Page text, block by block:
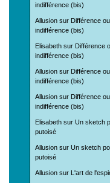
indifférence (bis)
Allusion sur Différence ou
indifférence (bis)
Elisabeth sur Différence
indifférence (bis)
Allusion sur Différence ou
indifférence (bis)
Allusion sur Différence ou
indifférence (bis)
Elisabeth sur Un sketch
putoisé
Allusion sur Un sketch
putoisé
Allusion sur L'art de